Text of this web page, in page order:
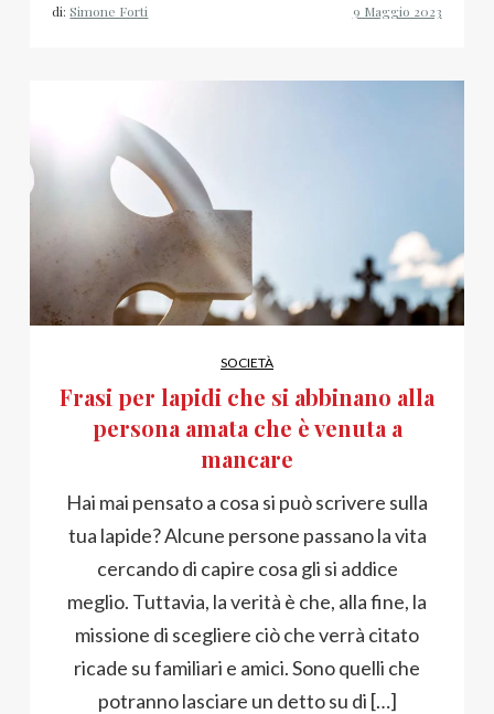
di:Simone Forti
SOCIETÀ
Frasi per lapidi che si abbinano alla
persona amata che è venuta a
mancare
Hai mai pensato a cosa si può scrivere sulla
tua lapide? Alcune persone passano la vita
cercando di capire cosa gli si addice
meglio. Tuttavia, la verità è che, alla fine, la
missione di scegliere ciò che verrà citato
ricade su familiari e amici. Sono quelli che
potranno lasciare un detto su di […]